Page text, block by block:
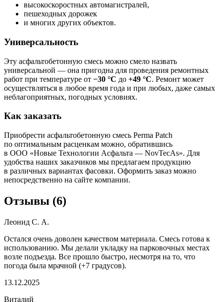
высокоскоростных автомагистралей,
пешеходных дорожек
и многих других объектов.
Универсальность
Эту асфальтобетонную смесь можно смело назвать
универсальной — она пригодна для проведения ремонтных
работ при температуре от −30 °С до +49 °С. Ремонт может
осуществляться в любое время года и при любых, даже самых
неблагоприятных, погодных условиях.
Как заказать
Приобрести асфальтобетонную смесь Perma Patch
по оптимальным расценкам можно, обратившись
в ООО «Новые Технологии Асфальта — NovTecAs». Для
удобства наших заказчиков мы предлагаем продукцию
в различных вариантах фасовки. Оформить заказ можно
непосредственно на сайте компании.
Отзывы (6)
Леонид С. А.
Остался очень доволен качеством материала. Смесь готова к
использованию. Мы делали укладку на парковочных местах
возле подъезда. Все прошло быстро, несмотря на то, что
погода была мрачной (+7 градусов).
13.12.2025
Виталий